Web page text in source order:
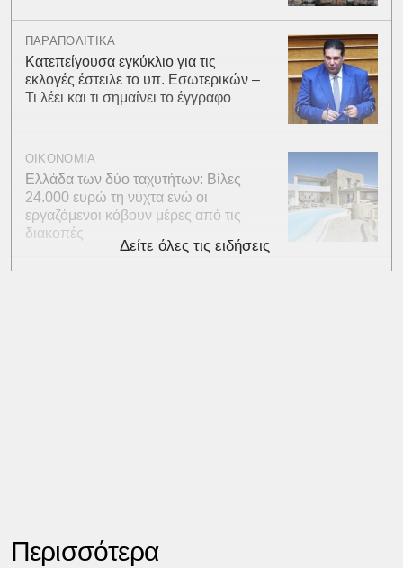
ΠΑΡΑΠΟΛΙΤΙΚΑ
Κατεπείγουσα εγκύκλιο για τις
εκλογές έστειλε το υπ. Εσωτερικών –
Τι λέει και τι σημαίνει το έγγραφο
ΟΙΚΟΝΟΜΙΑ
Ελλάδα των δύο ταχυτήτων: Βίλες
24.000 ευρώ τη νύχτα ενώ οι
εργαζόμενοι κόβουν μέρες από τις
διακοπές
Δείτε όλες τις ειδήσεις
Περισσότερα